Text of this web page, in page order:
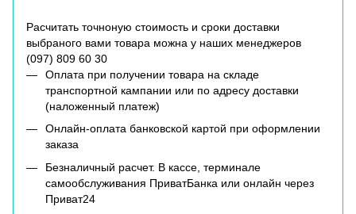
Расчитать точноную стоимость и сроки доставки
выбраного вами товара можна у наших менеджеров
(097) 809 60 30
Оплата при получении товара на складе
транспортной кампании или по адресу доставки
(наложенный платеж)
Онлайн-оплата банковской картой при оформлении
заказа
Безналичный расчет. В кассе, терминале
самообслуживания ПриватБанка или онлайн через
Приват24